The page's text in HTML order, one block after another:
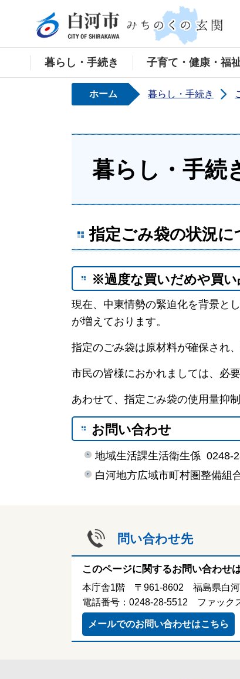
暮らし・手続き 子育て・健康・福
ホーム 暮らし・手続き
暮らし・手続
指定ごみ袋の状況に
※過度な買いだめや買
現在、中東情勢の緊迫化を背景と
が増えております。
指定のごみ袋は原材料が確保され
市民の皆様におかれましては、必
あわせて、指定ごみ袋の使用量抑
お問い合わせ
地域生活課生活衛生係 0248-
白河地方広域市町村圏整備組
問い合わせ先
このページに関するお問い合わせ
本庁舎1階 〒961-8602 福島県白河
電話番号：0248-28-5512 ファック
メールでのお問い合わせはこちら